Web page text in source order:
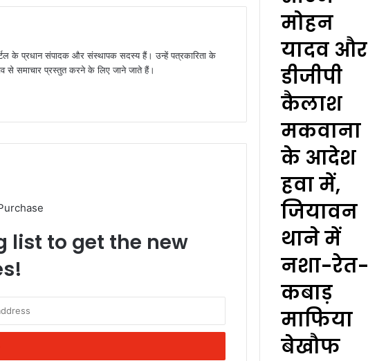
के प्रधान संपादक और संस्थापक सदस्य हैं। उन्हें पत्रकारिता के
से समाचार प्रस्तुत करने के लिए जाने जाते हैं।
list to get the new
मोहन
यादव और
डीजीपी
कैलाश
मकवाना
के आदेश
हवा में,
जियावन
थाने में
नशा-रेत-
कबाड़
माफिया
बेखौफ